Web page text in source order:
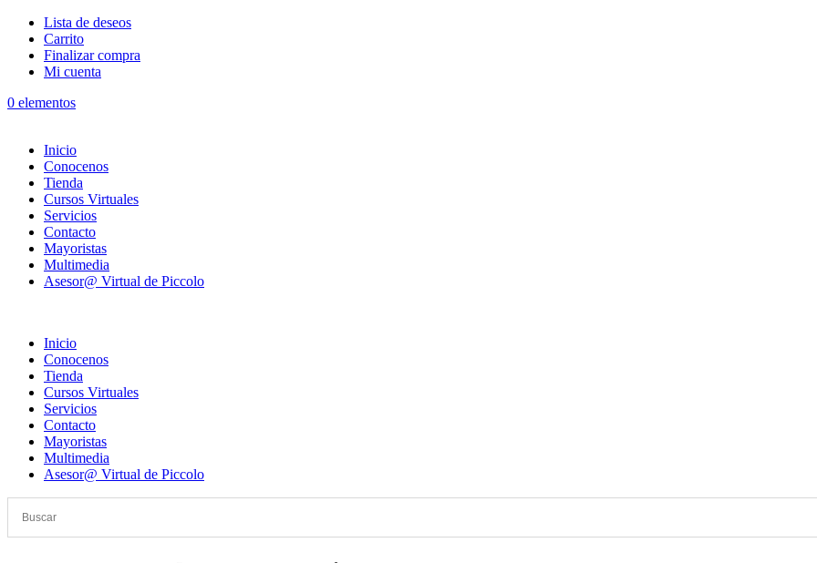
Lista de deseos
Carrito
Finalizar compra
Mi cuenta
0 elementos
Inicio
Conocenos
Tienda
Cursos Virtuales
Servicios
Contacto
Mayoristas
Multimedia
Asesor@ Virtual de Piccolo
Inicio
Conocenos
Tienda
Cursos Virtuales
Servicios
Contacto
Mayoristas
Multimedia
Asesor@ Virtual de Piccolo